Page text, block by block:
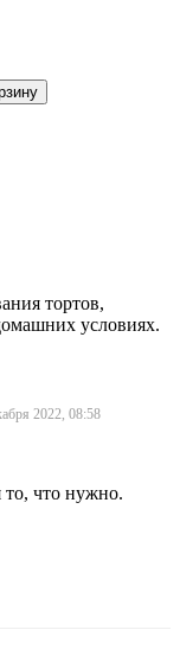
тортов,
условиях.
2022, 08:58
что нужно.